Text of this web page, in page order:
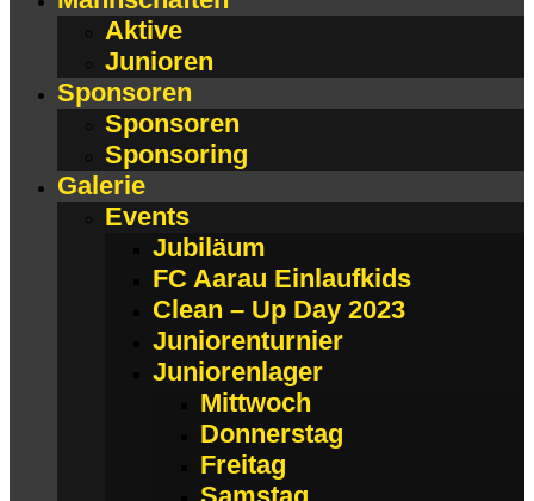
Aktive
Junioren
Sponsoren
Sponsoren
Sponsoring
Galerie
Events
Jubiläum
FC Aarau Einlaufkids
Clean – Up Day 2023
Juniorenturnier
Juniorenlager
Mittwoch
Donnerstag
Freitag